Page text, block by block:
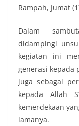
Rampah, Jumat
Dalam
didampingi
kegiatan ini
generasi kepada
juga sebagai
kepada Allah
kemerdekaan
lamanya.